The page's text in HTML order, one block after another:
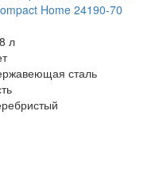
Home 24190-70
л
сталь